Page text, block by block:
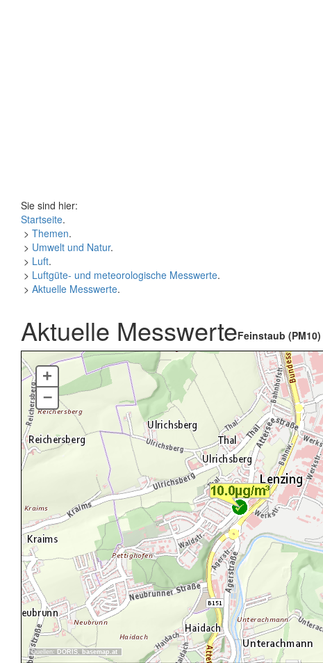
Sie sind hier:
Startseite.
> Themen.
> Umwelt und Natur.
> Luft.
> Luftgüte- und meteorologische Messwerte.
> Aktuelle Messwerte.
Aktuelle MesswerteFeinstaub (PM10)
Quellen: DORIS, basemap.at
+
–